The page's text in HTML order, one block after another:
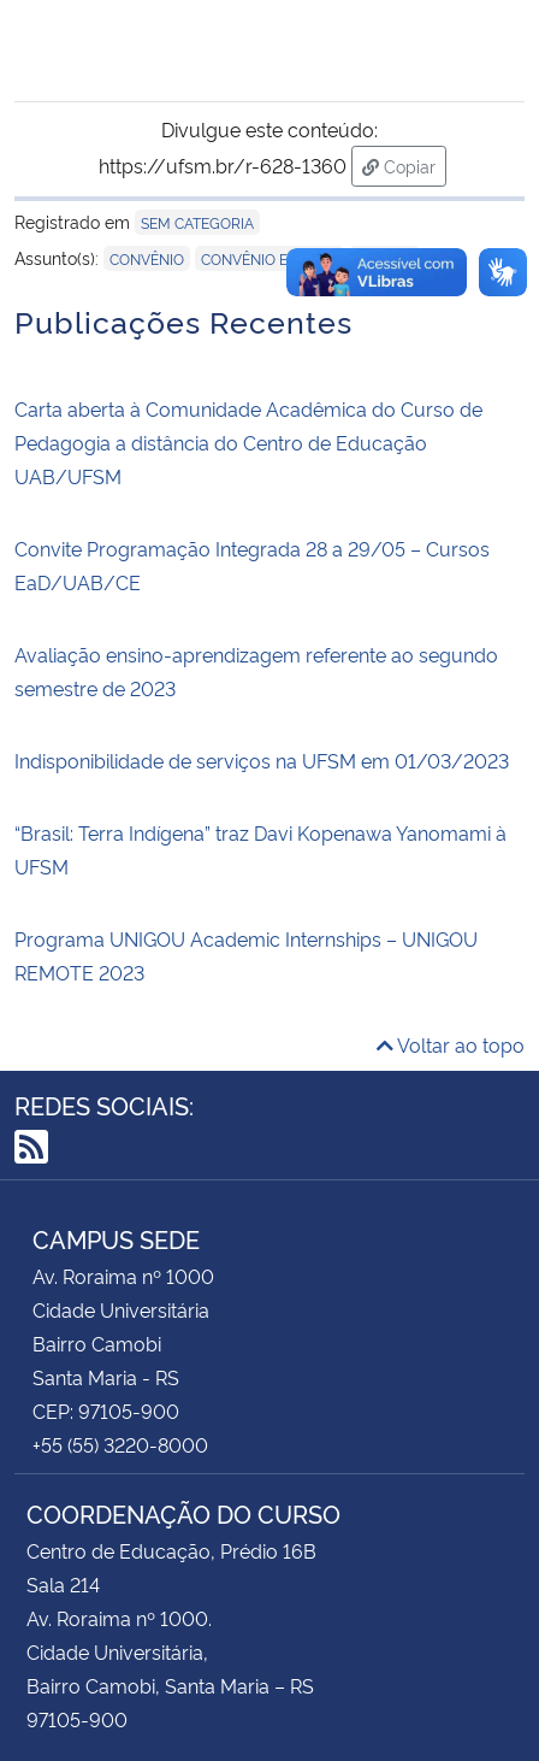
Divulgue este conteúdo:
https://ufsm.br/r-628-1360
Copiar
para área de
Registrado em SEM CATEGORIA
Assunto(s): CONVÊNIO CONVÊNIO ESTÁGIO , ESTÁGIO
Publicações Recentes
Carta aberta à Comunidade Acadêmica do Curso de
Pedagogia a distância do Centro de Educação
UAB/UFSM
Convite Programação Integrada 28 a 29/05 – Cursos
EaD/UAB/CE
Avaliação ensino-aprendizagem referente ao segundo
semestre de 2023
Indisponibilidade de serviços na UFSM em 01/03/2023
“Brasil: Terra Indígena” traz Davi Kopenawa Yanomami à
UFSM
Programa UNIGOU Academic Internships – UNIGOU
REMOTE 2023
Voltar ao topo
REDES SOCIAIS:
RSS
CAMPUS SEDE
Av. Roraima nº 1000
Cidade Universitária
Bairro Camobi
Santa Maria - RS
CEP: 97105-900
+55 (55) 3220-8000
COORDENAÇÃO DO CURSO
Centro de Educação, Prédio 16B
Sala 214
Av. Roraima nº 1000.
Cidade Universitária,
Bairro Camobi, Santa Maria – RS
97105-900